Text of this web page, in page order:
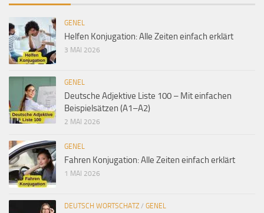
GENEL
Helfen Konjugation: Alle Zeiten einfach erklärt
3 MAI 2026
GENEL
Deutsche Adjektive Liste 100 – Mit einfachen
Beispielsätzen (A1–A2)
2 MAI 2026
GENEL
Fahren Konjugation: Alle Zeiten einfach erklärt
1 MAI 2026
DEUTSCH WORTSCHATZ / GENEL